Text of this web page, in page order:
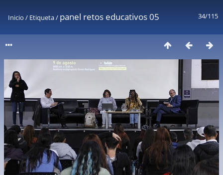
34/115
Inicio / Etiqueta/ panel retos educativos 05